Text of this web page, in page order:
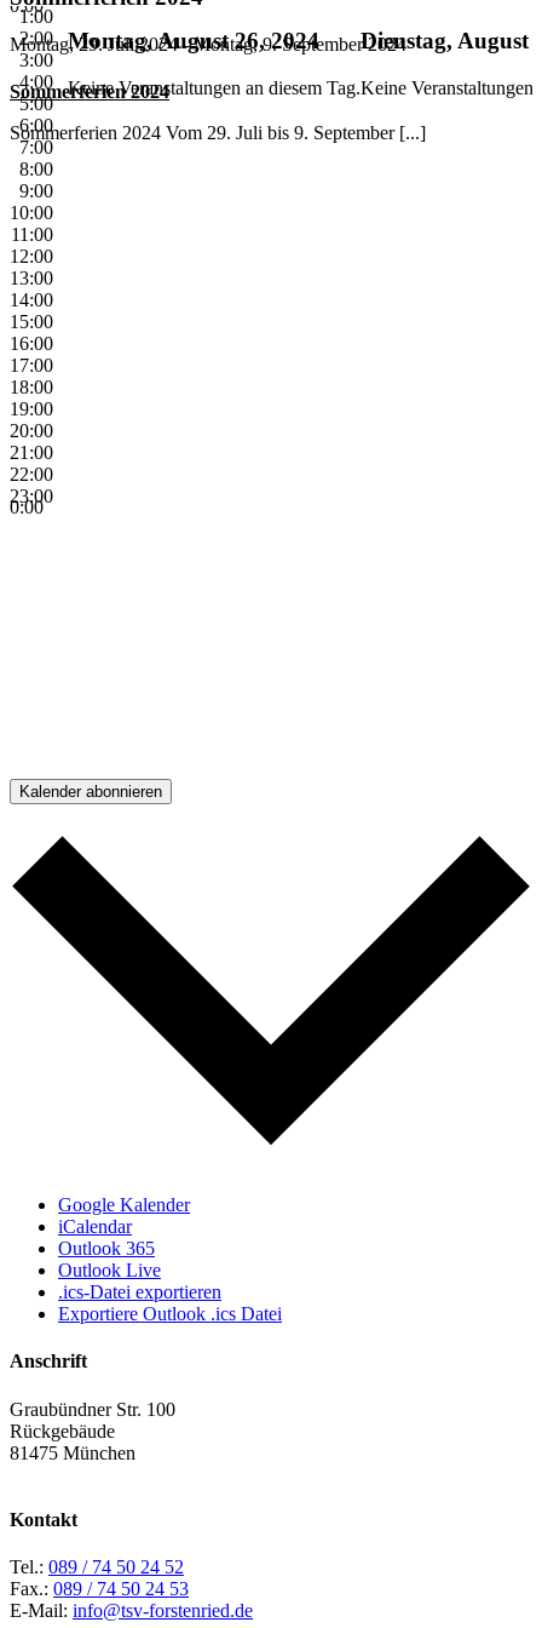
Montag, 29. Juli 2024-Montag, 9. September 2024
Sommerferien 2024
Sommerferien 2024 Vom 29. Juli bis 9. September [...]
0:00
1:00
2:00
3:00
4:00
5:00
6:00
7:00
8:00
9:00
10:00
11:00
12:00
13:00
14:00
15:00
16:00
17:00
18:00
19:00
20:00
21:00
22:00
23:00
0:00
Montag, August 26, 2024
Keine Veranstaltungen an diesem Tag.
Dienstag, August
Keine Veranstaltungen
Kalender abonnieren
Google Kalender
iCalendar
Outlook 365
Outlook Live
.ics-Datei exportieren
Exportiere Outlook .ics Datei
Anschrift
Graubündner Str. 100
Rückgebäude
81475 München
Kontakt
Tel.: 089 / 74 50 24 52
Fax.: 089 / 74 50 24 53
E-Mail: info@tsv-forstenried.de